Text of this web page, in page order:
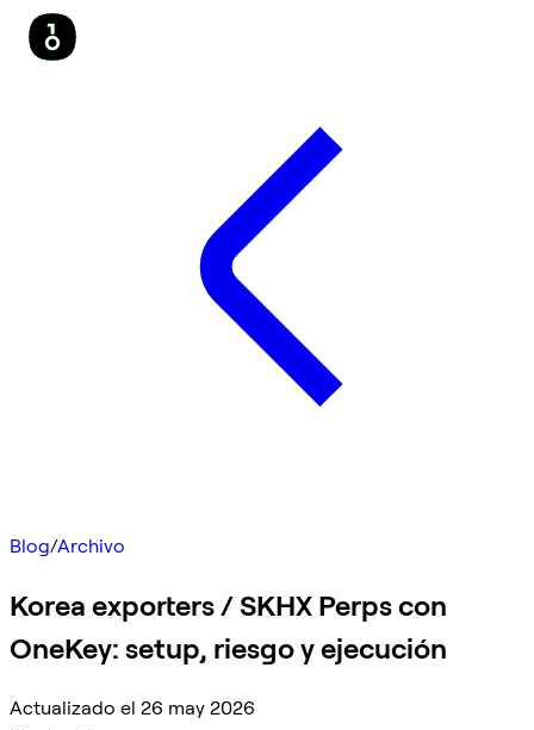
Blog/Archivo
Korea exporters / SKHX Perps con
OneKey: setup, riesgo y ejecución
Actualizado el 26 may 2026